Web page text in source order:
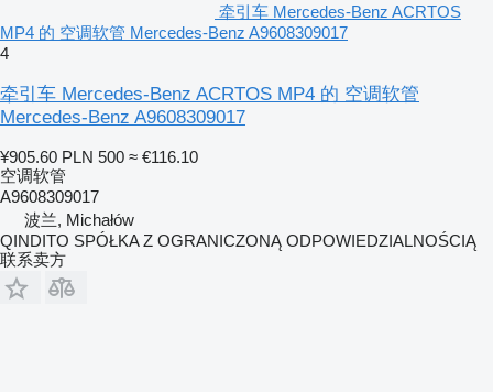
牵引车 Mercedes-Benz ACRTOS
MP4 的 空调软管 Mercedes-Benz A9608309017
4
牵引车 Mercedes-Benz ACRTOS MP4 的 空调软管
Mercedes-Benz A9608309017
¥905.60 PLN 500 ≈ €116.10
空调软管
A9608309017
波兰, Michałów
QINDITO SPÓŁKA Z OGRANICZONĄ ODPOWIEDZIALNOŚCIĄ
联系卖方